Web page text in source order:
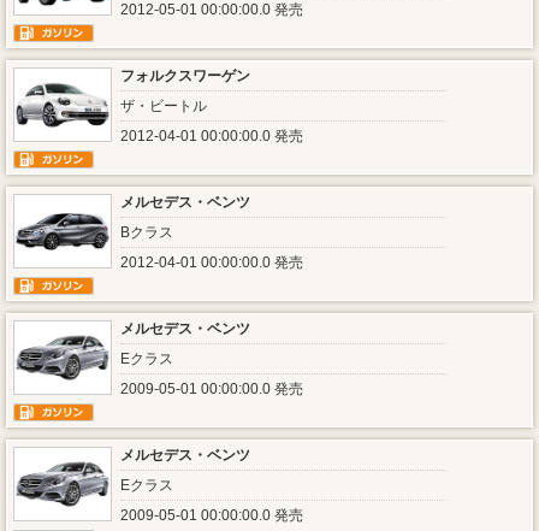
2012-05-01 00:00:00.0 発売
フォルクスワーゲン
ザ・ビートル
2012-04-01 00:00:00.0 発売
メルセデス・ベンツ
Bクラス
2012-04-01 00:00:00.0 発売
メルセデス・ベンツ
Eクラス
2009-05-01 00:00:00.0 発売
メルセデス・ベンツ
Eクラス
2009-05-01 00:00:00.0 発売